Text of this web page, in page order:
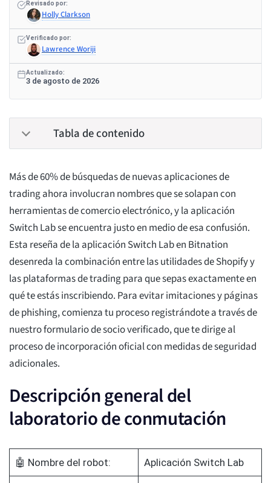
Revisado por:
Holly Clarkson
Verificado por:
Lawrence Woriji
Actualizado:
3 de agosto de 2026
Tabla de contenido
Más de 60% de búsquedas de nuevas aplicaciones de
trading ahora involucran nombres que se solapan con
herramientas de comercio electrónico, y la aplicación
Switch Lab se encuentra justo en medio de esa confusión.
Esta reseña de la aplicación Switch Lab en Bitnation
desenreda la combinación entre las utilidades de Shopify y
las plataformas de trading para que sepas exactamente en
qué te estás inscribiendo. Para evitar imitaciones y páginas
de phishing, comienza tu proceso registrándote a través de
nuestro formulario de socio verificado, que te dirige al
proceso de incorporación oficial con medidas de seguridad
adicionales.
Descripción general del
laboratorio de conmutación
🤖 Nombre del robot: Aplicación Switch Lab